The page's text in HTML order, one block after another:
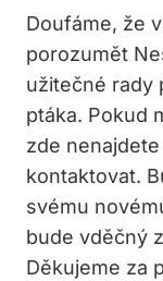
Doufáme, že
porozumět
užitečné rady
ptáka. Pokud
zde
kontaktovat.
svému
bude vděčný
Děkujeme za